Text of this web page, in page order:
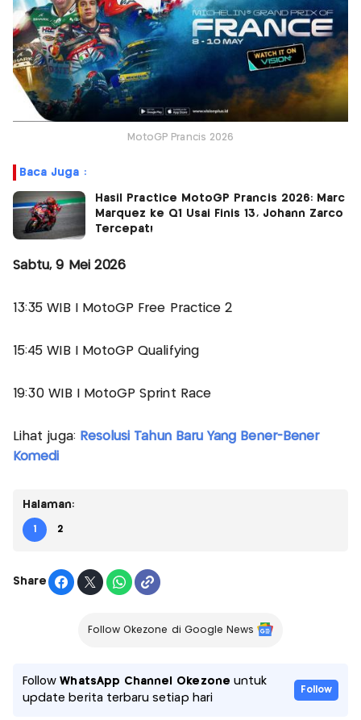
MotoGP Prancis 2026
Baca Juga :
Hasil Practice MotoGP Prancis 2026: Marc
Marquez ke Q1 Usai Finis 13, Johann Zarco
Tercepat!
Sabtu, 9 Mei 2026
13:35 WIB | MotoGP Free Practice 2
15:45 WIB | MotoGP Qualifying
19:30 WIB | MotoGP Sprint Race
Lihat juga: Resolusi Tahun Baru Yang Bener-Bener
Komedi
Halaman:
1 2
Share
Follow Okezone di Google News
FollowWhatsApp Channel Okezone untuk
update berita terbaru setiap hari
Follow